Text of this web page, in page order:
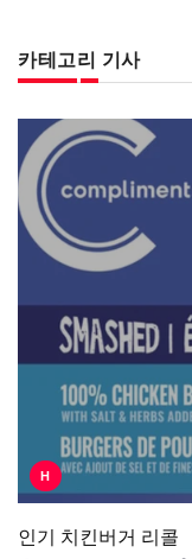
카테고리 기사
H
인기 치킨버거 리콜